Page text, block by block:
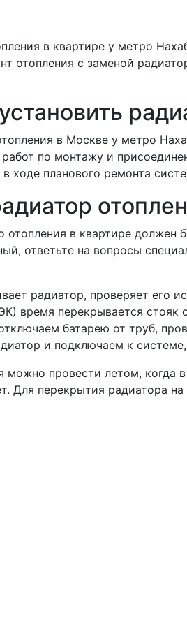
в квартире у метро
отопления с заменой
в Москве у метро
по монтажу и
ходе планового ремонта
отопления в квартире должен
ответьте на вопросы
радиатор, проверяет его
время перекрывается стояк
батарею от труб,
и подключаем к
провести летом, когда
Для перекрытия радиатора